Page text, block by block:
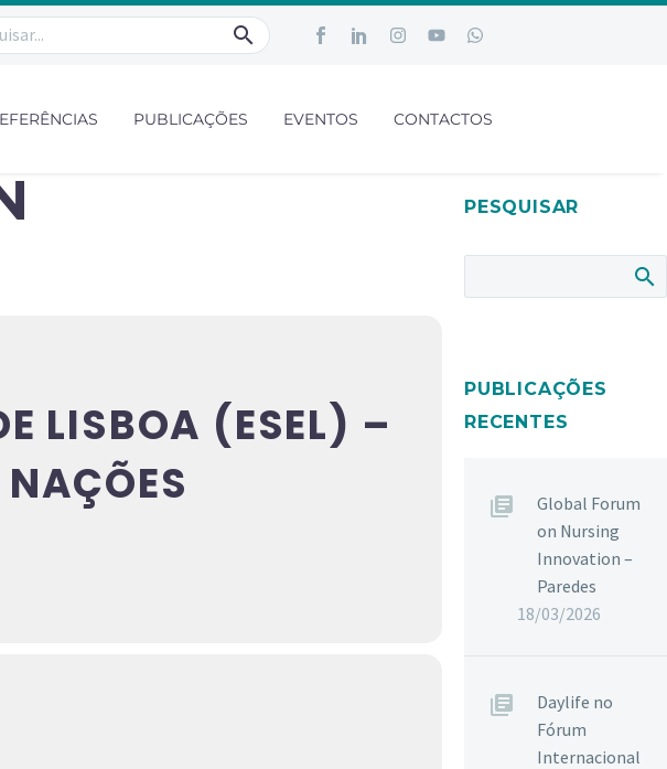
PUBLICAÇÕES EVENTOS CONTACTOS
LISBOA (ESEL) –
PESQUISAR
PUBLICAÇÕES
RECENTES
Global Forum
on Nursing
Innovation –
Paredes
18/03/2026
Daylife no
Fórum
Internacional